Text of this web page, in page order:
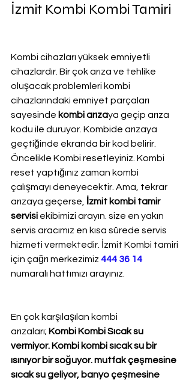
İzmit Kombi Kombi Tamiri
Kombi cihazları yüksek emniyetli
cihazlardır. Bir çok arıza ve tehlike
oluşacak problemleri kombi
cihazlarındaki emniyet parçaları
sayesinde kombi arızaya geçip arıza
kodu ile duruyor. Kombide arızaya
geçtiğinde ekranda bir kod belirir.
Öncelikle Kombi resetleyiniz. Kombi
reset yaptığınız zaman kombi
çalışmayı deneyecektir. Ama, tekrar
arızaya geçerse,
İzmit kombi tamir
servisi ekibimizi arayın. size en yakın
servis aracımız en kısa sürede servis
hizmeti vermektedir. İzmit Kombi tamiri
için çağrı merkezimiz 444 36 14
numaralı hattımızı arayınız.
En çok karşılaşılan kombi
arızaları; Kombi Kombi Sıcak su
vermiyor. Kombi kombi sıcak su bir
ısınıyor bir soğuyor. mutfak çeşmesine
sıcak su geliyor, banyo çeşmesine